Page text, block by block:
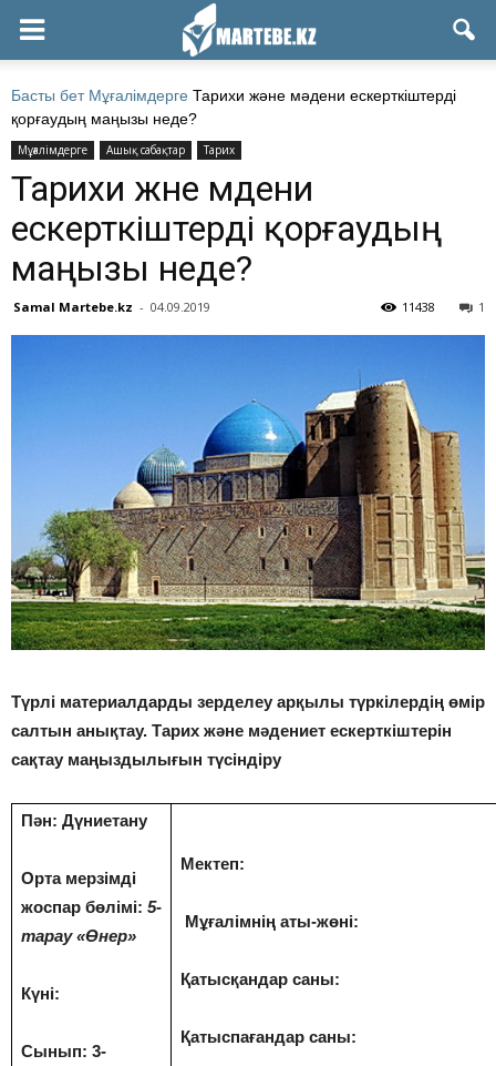
Басты бет Мұғалімдерге Тарихи және мәдени ескерткіштерді
қорғаудың маңызы неде?
Мұғалімдерге Ашық сабақтар Тарих
Тарихи және мәдени
ескерткіштерді қорғаудың
маңызы неде?
Samal Martebe.kz - 04.09.2019 1
11438
Түрлі материалдарды зерделеу арқылы түркілердің өмір
салтын анықтау. Тарих және мәдениет ескерткіштерін
сақтау маңыздылығын түсіндіру
Пән: Дүниетану
Орта мерзімді
жоспар бөлімі: 5-
тарау «Өнер»
Күні:
Сынып: 3-
Мектеп:
Мұғалімнің аты-жөні:
Қатысқандар саны:
Қатыспағандар саны: